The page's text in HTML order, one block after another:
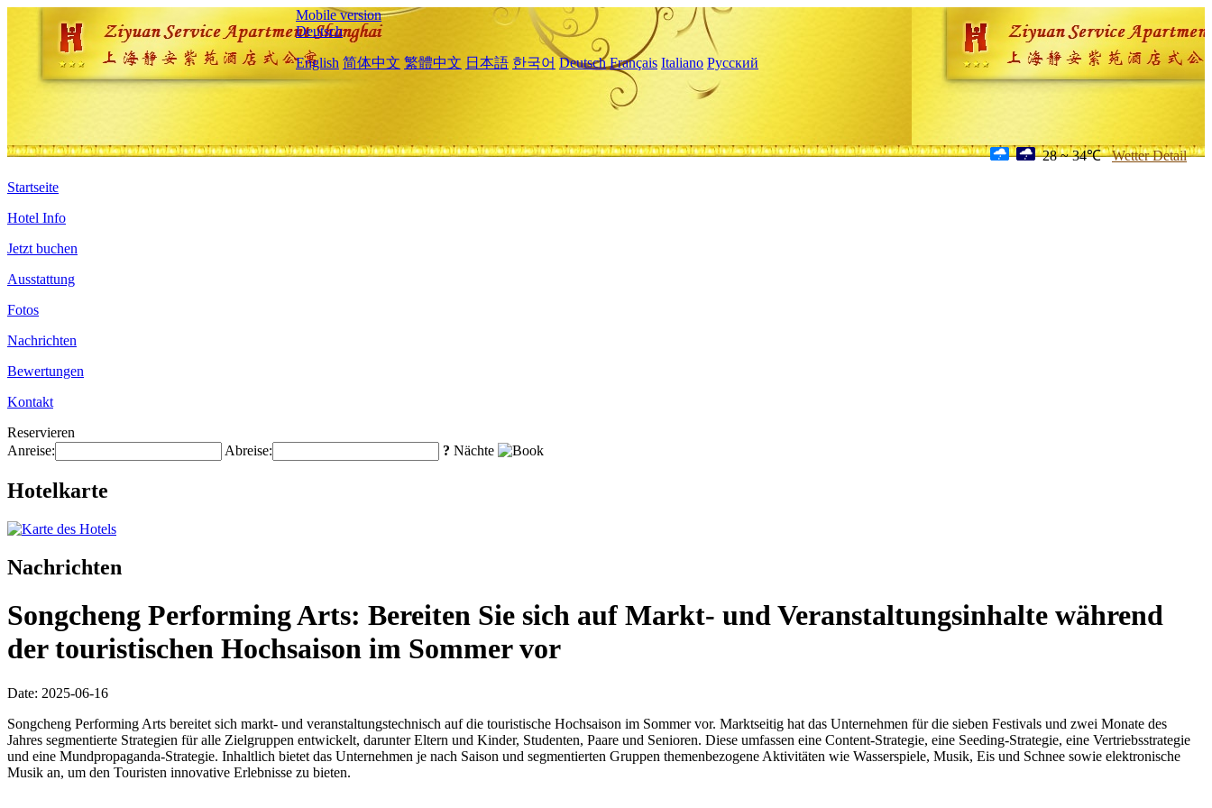
Mobile version
Deutsch
English 简体中文 繁體中文 日本語 한국어 Deutsch Français Italiano Русский
28 ~ 34℃ Wetter Detail
Startseite
Hotel Info
Jetzt buchen
Ausstattung
Fotos
Nachrichten
Bewertungen
Kontakt
Reservieren
Anreise:
Abreise: ? Nächte
Hotelkarte
Nachrichten
Songcheng Performing Arts: Bereiten Sie sich auf Markt- und Veranstaltungsinhalte während
der touristischen Hochsaison im Sommer vor
Date: 2025-06-16
Songcheng Performing Arts bereitet sich markt- und veranstaltungstechnisch auf die touristische Hochsaison im Sommer vor. Marktseitig hat das Unternehmen für die sieben Festivals und zwei Monate des
Jahres segmentierte Strategien für alle Zielgruppen entwickelt, darunter Eltern und Kinder, Studenten, Paare und Senioren. Diese umfassen eine Content-Strategie, eine Seeding-Strategie, eine Vertriebsstrategie
und eine Mundpropaganda-Strategie. Inhaltlich bietet das Unternehmen je nach Saison und segmentierten Gruppen themenbezogene Aktivitäten wie Wasserspiele, Musik, Eis und Schnee sowie elektronische
Musik an, um den Touristen innovative Erlebnisse zu bieten.